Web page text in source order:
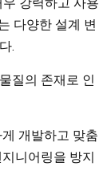
다양한 설계 변
.
질의 존재로 인
개발하고 맞춤
니어링을 방지